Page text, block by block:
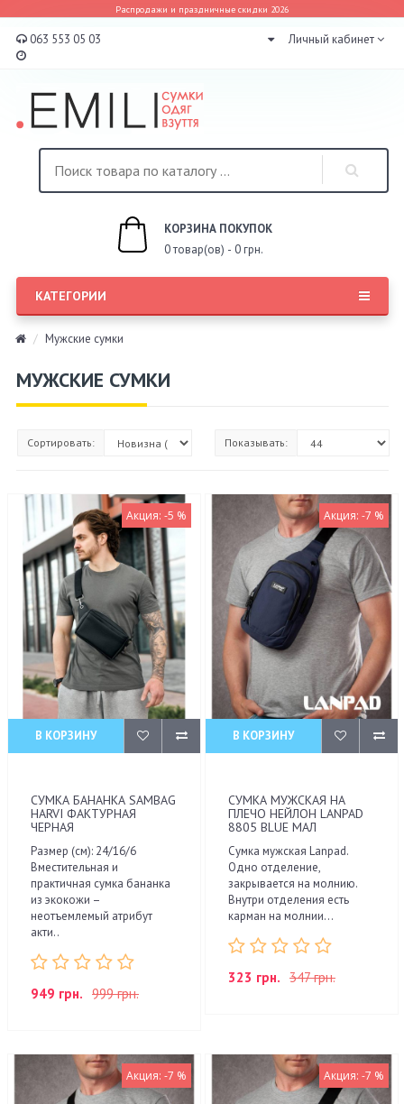
Распродажи и праздничные скидки 2026
063 553 05 03 Личный кабинет
КОРЗИНА ПОКУПОК
0 товар(ов) - 0 грн.
КАТЕГОРИИ
Мужские сумки
МУЖСКИЕ СУМКИ
Сортировать: Показывать:
Акция: -5 %
В КОРЗИНУ
СУМКА БАНАНКА SAMBAG
HARVI ФАКТУРНАЯ
ЧЕРНАЯ
Размер (см): 24/16/6
Вместительная и
практичная сумка бананка
из экокожи –
неотъемлемый атрибут
акти..
949 грн. 999 грн.
Акция: -7 %
В КОРЗИНУ
СУМКА МУЖСКАЯ НА
ПЛЕЧО НЕЙЛОН LANPAD
8805 BLUE МАЛ
Сумка мужская Lanpad.
Одно отделение,
закрывается на молнию.
Внутри отделения есть
карман на молнии...
323 грн. 347 грн.
Акция: -7 % Акция: -7 %